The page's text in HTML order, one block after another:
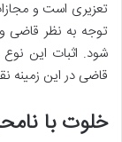
توجه به نظر قاضی
شود. اثبات این نوع
قاضی در این زمینه
خلوت با